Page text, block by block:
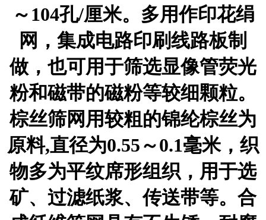
～104孔/厘米。多用作印花绢
网，集成电路印刷线路板制
做，也可用于筛选显像管荧光
粉和磁带的磁粉等较细颗粒。
棕丝筛网用较粗的锦纶棕丝为
原料,直径为0.55～0.1毫米，织
物多为平纹席形组织，用于选
矿、过滤纸浆、传送带等。合